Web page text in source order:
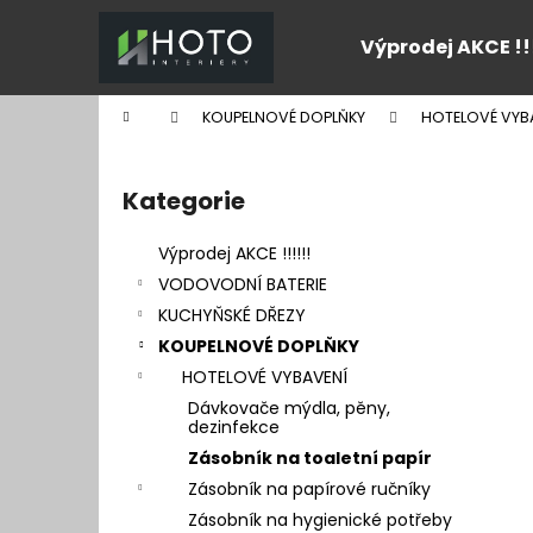
Výprodej AKCE
Domů KOUPELNOVÉ DOPLŇKY HOTELOVÉ
Přeskočit
kategorie
Kategorie
Výprodej AKCE !!!!!!
VODOVODNÍ BATERIE
KUCHYŇSKÉ DŘEZY
KOUPELNOVÉ DOPLŇKY
HOTELOVÉ VYBAVENÍ
Dávkovače mýdla, pěny,
dezinfekce
Zásobník na toaletní papír
Zásobník na papírové ručníky
Zásobník na hygienické potřeby
í
Zpět
do
Zpět
do